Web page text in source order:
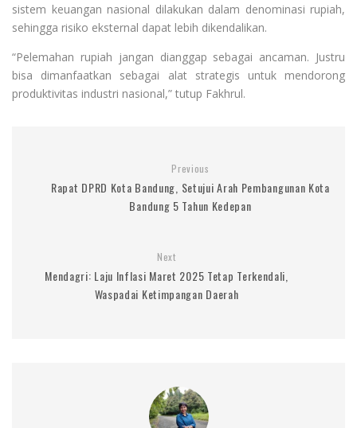
sistem keuangan nasional dilakukan dalam denominasi rupiah,
sehingga risiko eksternal dapat lebih dikendalikan.
“Pelemahan rupiah jangan dianggap sebagai ancaman. Justru
bisa dimanfaatkan sebagai alat strategis untuk mendorong
produktivitas industri nasional,” tutup Fakhrul.
Previous
Rapat DPRD Kota Bandung, Setujui Arah Pembangunan Kota
Bandung 5 Tahun Kedepan
Next
Mendagri: Laju Inflasi Maret 2025 Tetap Terkendali,
Waspadai Ketimpangan Daerah